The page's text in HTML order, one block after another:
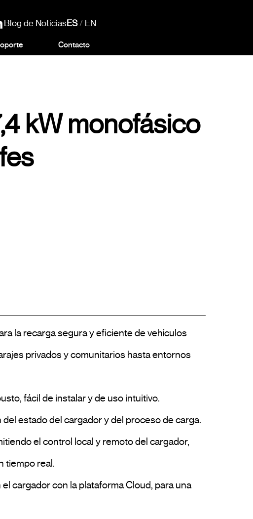
Blog de NoticiasES/ EN
Contacto
kW monofásico
la recarga segura y eficiente de vehículos
privados y comunitarios hasta entornos
tiempo real.